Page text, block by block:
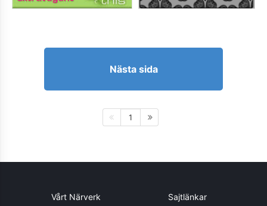
Nästa sida
1
Vårt Närverk Sajtlänkar